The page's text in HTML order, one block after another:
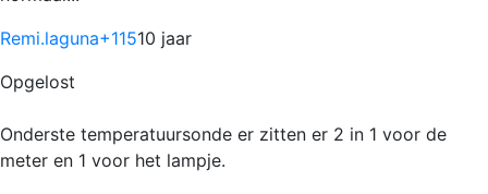
Remi.laguna+11510 jaar
Opgelost
Onderste temperatuursonde er zitten er 2 in 1 voor de
meter en 1 voor het lampje.